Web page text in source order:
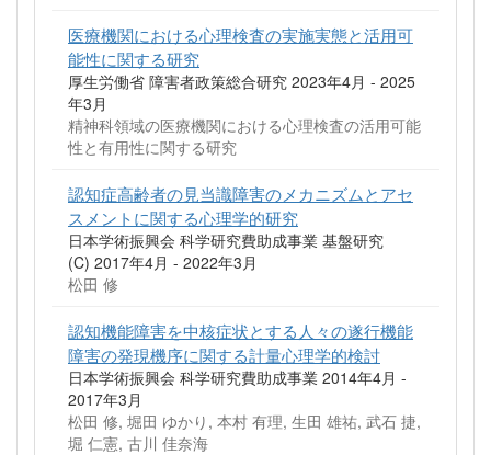
医療機関における心理検査の実施実態と活用可
能性に関する研究
厚生労働省 障害者政策総合研究 2023年4月 - 2025
年3月
精神科領域の医療機関における心理検査の活用可能
性と有用性に関する研究
認知症高齢者の見当識障害のメカニズムとアセ
スメントに関する心理学的研究
日本学術振興会 科学研究費助成事業 基盤研究
(C) 2017年4月 - 2022年3月
松田 修
認知機能障害を中核症状とする人々の遂行機能
障害の発現機序に関する計量心理学的検討
日本学術振興会 科学研究費助成事業 2014年4月 -
2017年3月
松田 修, 堀田 ゆかり, 本村 有理, 生田 雄祐, 武石 捷,
堀 仁憲, 古川 佳奈海